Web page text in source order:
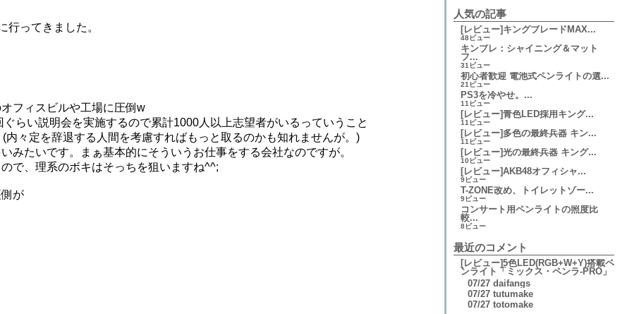
行ってきました。
フィスビルや工場に圧倒w
らい説明会を実施するので累計1000人以上志望者がいるっていうこと
々定を辞退する人間を考慮すればもっと取るのかも知れませんが。)
みたいです。まぁ基本的にそういうお仕事をする会社なのですが。
で、理系のボキはそっちを狙いますね^^;
が
人気の記事
[レビュー]キングブレードMAX...
48ビュー
キンブレ：シャイニング＆マット
フ...
31ビュー
初心者歓迎 電池式ペンライトの選...
21ビュー
PS3を冷やせ。...
11ビュー
[レビュー]青色LED採用キング...
11ビュー
[レビュー]多色の最終兵器 キン...
11ビュー
[レビュー]光の最終兵器 キング...
10ビュー
[レビュー]AKB48オフィシャ...
9ビュー
T-ZONE改め、トイレットゾー...
9ビュー
コンサート用ペンライトの照度比
較...
8ビュー
最近のコメント
[レビュー]5色LED(RGB+W+Y)搭載ペ
ンライト「ミックス・ペンラ-PRO」
07/27 daifangs
07/27 tutumake
07/27 totomake